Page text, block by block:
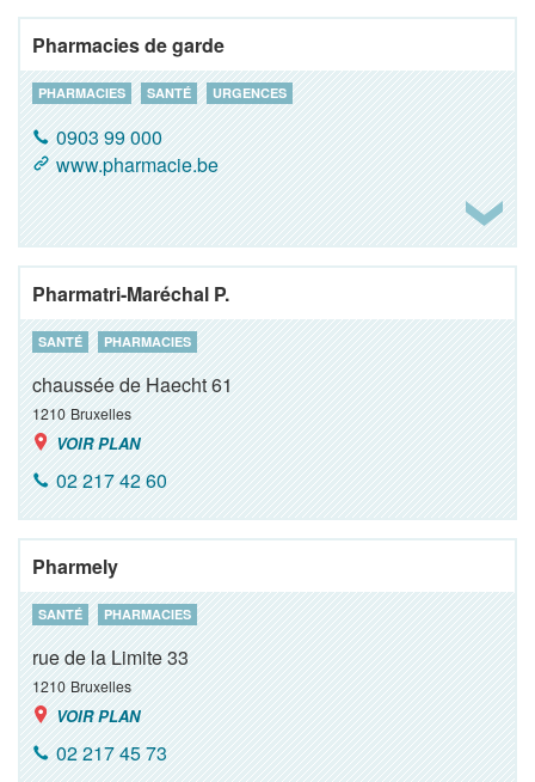
Pharmacies de garde
PHARMACIES SANTÉ URGENCES
0903 99 000
www.pharmacie.be
Pharmatri-Maréchal P.
SANTÉ PHARMACIES
chaussée de Haecht 61
1210 Bruxelles
VOIR PLAN
02 217 42 60
Pharmely
SANTÉ PHARMACIES
rue de la Limite 33
1210 Bruxelles
VOIR PLAN
02 217 45 73